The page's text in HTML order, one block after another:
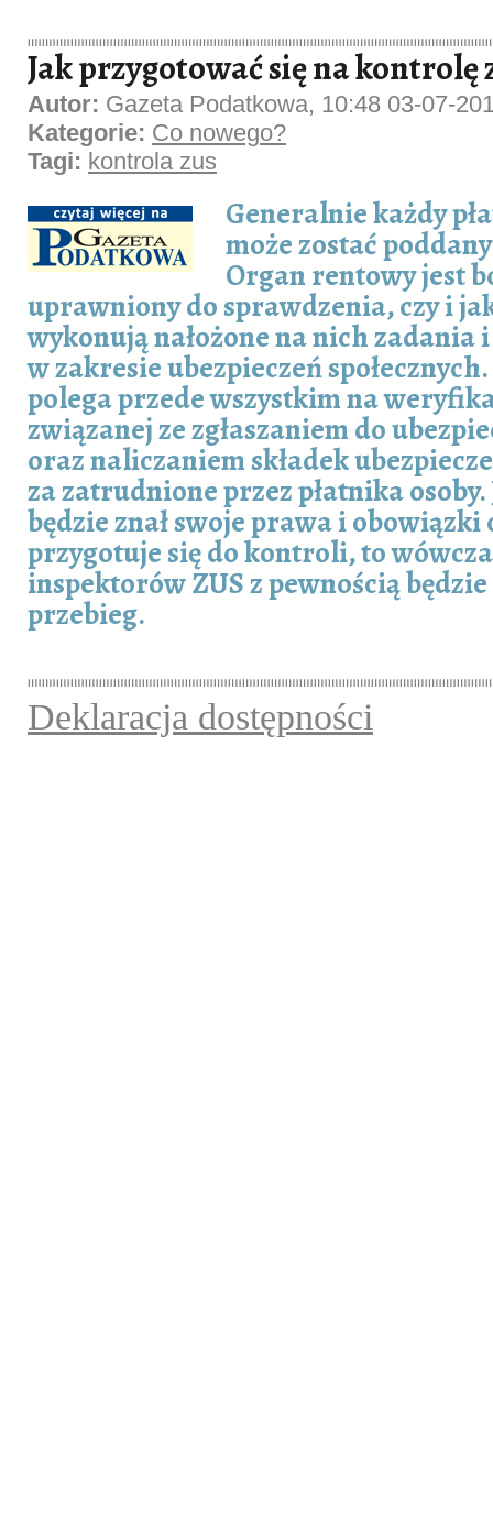
Jak przygotować się na kontrolę
Autor: Gazeta Podatkowa, 10:48 03-07-
Kategorie: Co nowego?
Tagi: kontrola zus
Generalnie każdy
może zostać
Organ rentowy jest
uprawniony do sprawdzenia, czy i
wykonują nałożone na nich zadania
w zakresie ubezpieczeń
polega przede wszystkim na
związanej ze zgłaszaniem do
oraz naliczaniem składek
za zatrudnione przez płatnika osoby.
będzie znał swoje prawa i
przygotuje się do kontroli, to
inspektorów ZUS z pewnością
przebieg.
Deklaracja dostępności